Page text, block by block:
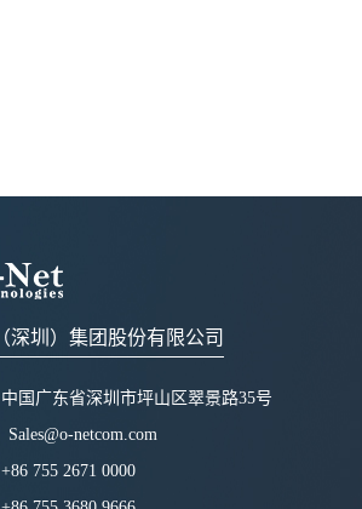
深圳）集团股份有限公司
中国广东省深圳市坪山区翠景路35号
Sales@o-netcom.com
+86 755 2671 0000